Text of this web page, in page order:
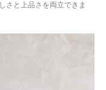
さと上品さを両立できま